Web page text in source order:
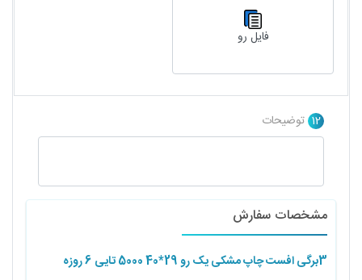
فایل رو
12 توضیحات
مشخصات سفارش
3برگی افست چاپ مشکی یک رو 29*40 5000 تایی 6 روزه